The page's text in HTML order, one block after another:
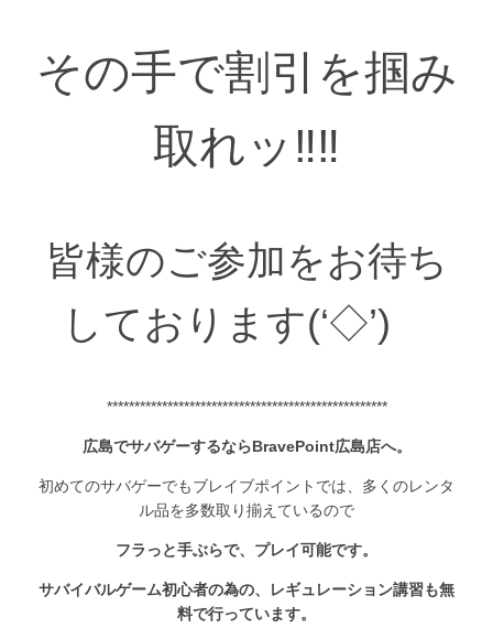
その手で割引を掴み
取れッ‼‼
皆様のご参加をお待ち
しております(‘◇’)ゞ
***************************************************
広島でサバゲーするならBravePoint広島店へ。
初めてのサバゲーでもブレイブポイントでは、多くのレンタ
ル品を多数取り揃えているので
フラっと手ぶらで、プレイ可能です。
サバイバルゲーム初心者の為の、レギュレーション講習も無
料で行っています。